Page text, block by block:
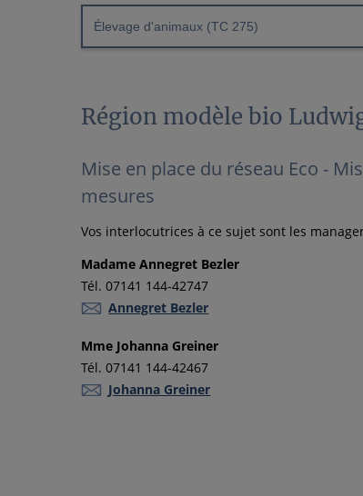
Élevage d'animaux (TC 275)
Région modèle bio
Mise en place du réseau Eco -
mesures
Vos interlocutrices à ce sujet sont les
Madame Annegret Bezler
Tél. 07141 144-42747
Annegret Bezler
Mme Johanna Greiner
Tél. 07141 144-42467
Johanna Greiner